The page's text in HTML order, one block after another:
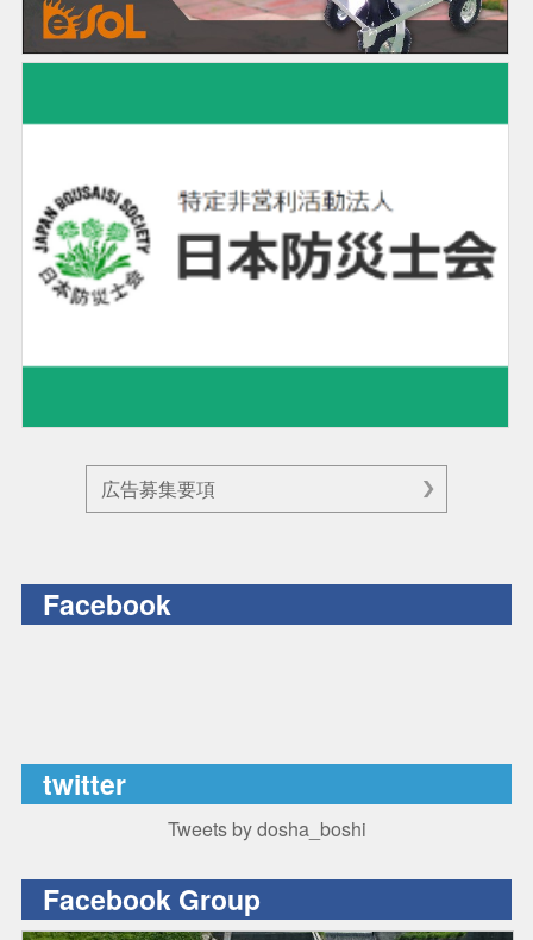
広告募集要項
Facebook
twitter
Tweets by dosha_boshi
Facebook Group